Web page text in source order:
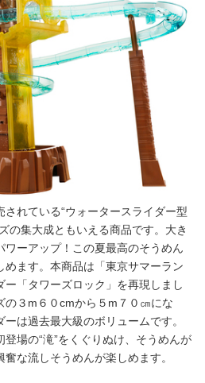
れている“ウォータースライダー型
の集大成ともいえる商品です。大き
ワーアップ！この夏最高のそうめん
めます。本商品は「東京サマーラン
ー「タワーズロック」を再現しまし
の３m６０cmから５m７０㎝にな
は過去最大級のボリュームです。
場の“滝”をくぐりぬけ、そうめんが
な流しそうめんが楽しめます。